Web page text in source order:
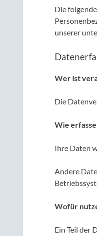
Die
unserer
Wer ist
Die
Wie
Ihre Daten
Andere
Wofür
Ein Teil der